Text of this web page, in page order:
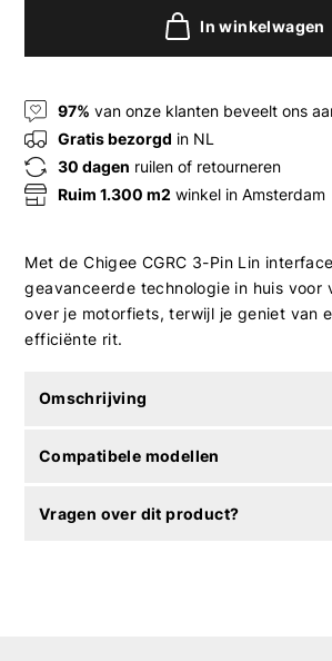
In winkelwagen
97% van onze klanten beveelt ons
Gratis bezorgd in NL
30 dagen ruilen of retourneren
Ruim 1.300 m2 winkel in Amsterdam
Met de Chigee CGRC 3-Pin Lin
geavanceerde technologie in huis voor
over je motorfiets, terwijl je geniet van
efficiënte rit.
Omschrijving
Compatibele modellen
Vragen over dit product?